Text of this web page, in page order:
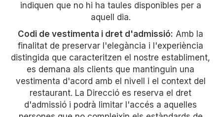
indiquen que no hi ha taules disponibles per a
aquell dia.
Codi de vestimenta i dret d'admissió: Amb la
finalitat de preservar l'elegància i l'experiència
distingida que caracteritzen el nostre establiment,
es demana als clients que mantinguin una
vestimenta d'acord amb el nivell i el context del
restaurant. La Direcció es reserva el dret
d'admissió i podrà limitar l'accés a aquelles